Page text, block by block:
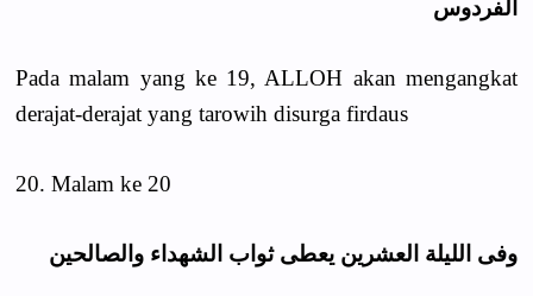
الفردوس
Pada malam yang ke 19, ALLOH akan mengangkat
derajat-derajat yang tarowih disurga firdaus
20. Malam ke 20
وفى الليلة العشرين يعطى ثواب الشهداء والصالحين